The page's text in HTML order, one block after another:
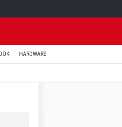
HARDWARE